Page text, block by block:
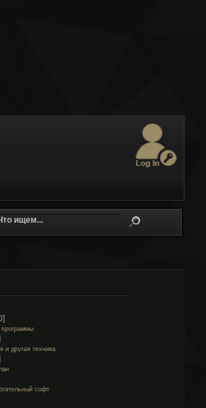
и другая техника
софт